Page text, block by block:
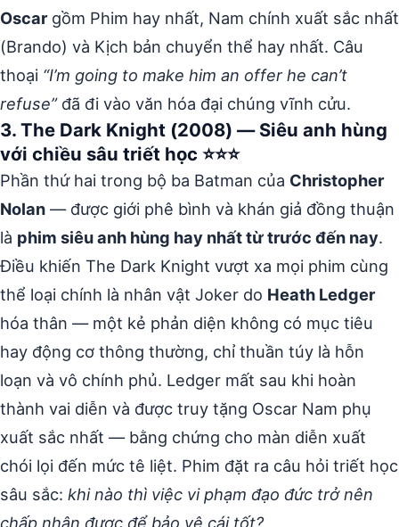
Oscargồm Phim hay nhất, Nam chính xuất sắc nhất
(Brando) và Kịch bản chuyển thể hay nhất. Câu
thoại “I’m going to make him an offer he can’t
refuse”đã đi vào văn hóa đại chúng vĩnh cửu.
3. The Dark Knight (2008) — Siêu anh hùng
với chiều sâu triết học ⭐⭐⭐
Phần thứ hai trong bộ ba Batman của Christopher
Nolan — được giới phê bình và khán giả đồng thuận
là phim siêu anh hùng hay nhất từ trước đến nay.
Điều khiến The Dark Knight vượt xa mọi phim cùng
thể loại chính là nhân vật Joker do Heath Ledger
hóa thân — một kẻ phản diện không có mục tiêu
hay động cơ thông thường, chỉ thuần túy là hỗn
loạn và vô chính phủ. Ledger mất sau khi hoàn
thành vai diễn và được truy tặng Oscar Nam phụ
xuất sắc nhất — bằng chứng cho màn diễn xuất
chói lọi đến mức tê liệt. Phim đặt ra câu hỏi triết học
sâu sắc: khi nào thì việc vi phạm đạo đức trở nên
chấp nhận được để bảo vệ cái tốt?